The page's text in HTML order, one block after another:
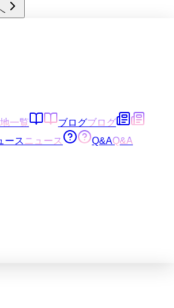
一覧 ブログブログ
ース ニュース Q&AQ&A